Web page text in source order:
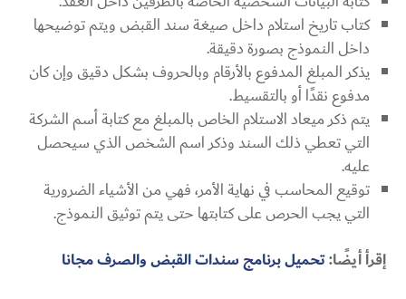
كتاب تاريخ استلام داخل صيغة سند القبضويتم توضيحها
داخل النموذج بصورة دقيقة.
يذكر المبلغ المدفوع بالأرقام وبالحروف بشكل دقيق وإن كان
مدفوع نقدًا أو بالتقسيط.
يتم ذكر ميعاد الاستلام الخاص بالمبلغ مع كتابة أسم الشركة
التي تعطي ذلك السند وذكر اسم الشخص الذي سيحصل
عليه.
توقيع المحاسب في نهاية الأمر، فهي من الأشياء الضرورية
التي يجب الحرص على كتابتها حتى يتم توثيق النموذج.
إقرأ أيضًا:تحميل برنامج سندات القبض والصرف مجانا